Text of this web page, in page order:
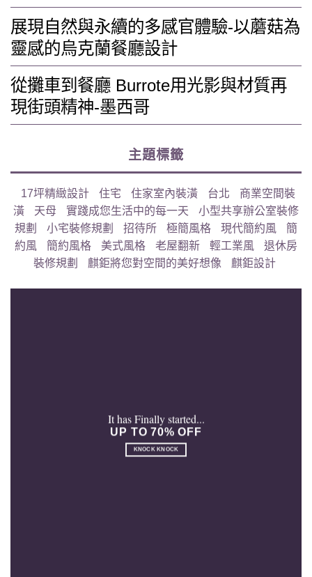
展現自然與永續的多感官體驗-以蘑菇為
靈感的烏克蘭餐廳設計
從攤車到餐廳 Burrote用光影與材質再
現街頭精神-墨西哥
主題標籤
17坪精緻設計 住宅 住家室內裝潢 台北
商業空間裝
潢
天母 實踐成您生活中的每一天
小型共享辦公室裝修
規劃
小宅裝修規劃 招待所 極簡風格 現代簡約風
簡
約風
簡約風格 美式風格 老屋翻新 輕工業風
退休房
裝修規劃
麒鉅將您對空間的美好想像 麒鉅設計
It has Finally started...
UP TO 70% OFF
KNOCK KNOCK